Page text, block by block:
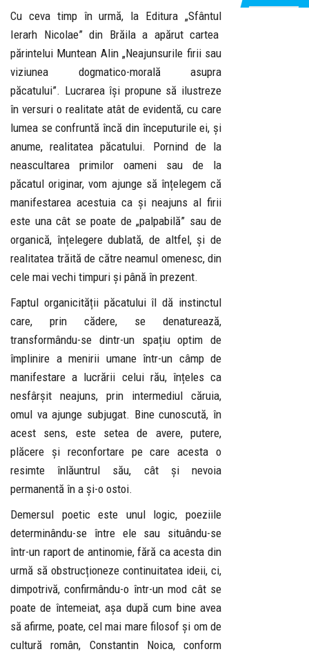
Cu ceva timp în urmă, la Editura „Sfântul
Ierarh Nicolae” din Brăila a apărut cartea
părintelui Muntean Alin „Neajunsurile firii sau
viziunea dogmatico-morală asupra
păcatului”. Lucrarea își propune să ilustreze
în versuri o realitate atât de evidentă, cu care
lumea se confruntă încă din începuturile ei, și
anume, realitatea păcatului. Pornind de la
neascultarea primilor oameni sau de la
păcatul originar, vom ajunge să înțelegem că
manifestarea acestuia ca și neajuns al firii
este una cât se poate de „palpabilă” sau de
organică, înțelegere dublată, de altfel, și de
realitatea trăită de către neamul omenesc, din
cele mai vechi timpuri și până în prezent.
Faptul organicității păcatului îl dă instinctul
care, prin cădere, se denaturează,
transformându-se dintr-un spațiu optim de
împlinire a menirii umane într-un câmp de
manifestare a lucrării celui rău, înțeles ca
nesfârșit neajuns, prin intermediul căruia,
omul va ajunge subjugat. Bine cunoscută, în
acest sens, este setea de avere, putere,
plăcere și reconfortare pe care acesta o
resimte înlăuntrul său, cât și nevoia
permanentă în a și-o ostoi.
Demersul poetic este unul logic, poeziile
determinându-se între ele sau situându-se
într-un raport de antinomie, fără ca acesta din
urmă să obstrucționeze continuitatea ideii, ci,
dimpotrivă, confirmându-o într-un mod cât se
poate de întemeiat, așa după cum bine avea
să afirme, poate, cel mai mare filosof și om de
cultură român, Constantin Noica, conform